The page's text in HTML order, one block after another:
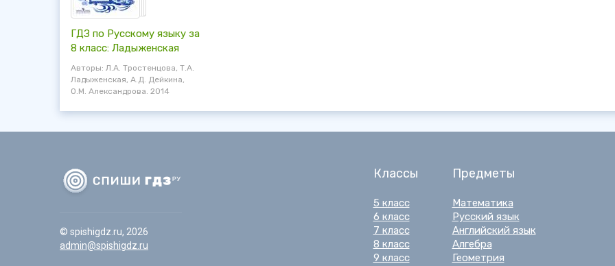
ГДЗ по Русскому языку за
8 класс: Ладыженская
Авторы: Л.А. Тростенцова, Т.А.
Ладыженская, А.Д. Дейкина,
О.М. Александрова. 2014
© spishigdz.ru, 2026
admin@spishigdz.ru
Классы
5 класс
6 класс
7 класс
8 класс
9 класс
Предметы
Математика
Русский язык
Английский язык
Алгебра
Геометрия